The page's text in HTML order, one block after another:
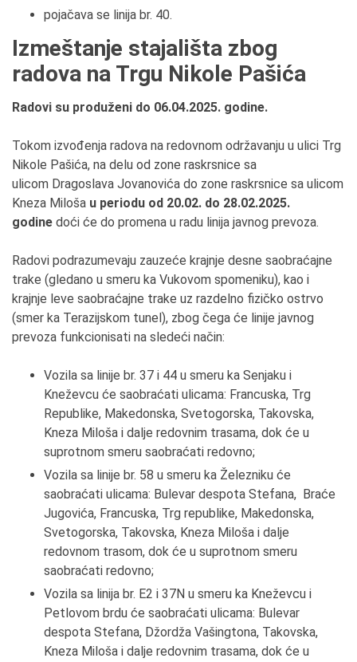
pojačava se linija br. 40.
Izmeštanje stajališta zbog
radova na Trgu Nikole Pašića
Radovi su produženi do 06.04.2025. godine.
Tokom izvođenja radova na redovnom održavanju u ulici Trg
Nikole Pašića, na delu od zone raskrsnice sa
ulicom Dragoslava Jovanovića do zone raskrsnice sa ulicom
Kneza Miloša u periodu od 20.02. do 28.02.2025.
godine doći će do promena u radu linija javnog prevoza.
Radovi podrazumevaju zauzeće krajnje desne saobraćajne
trake (gledano u smeru ka Vukovom spomeniku), kao i
krajnje leve saobraćajne trake uz razdelno fizičko ostrvo
(smer ka Terazijskom tunel), zbog čega će linije javnog
prevoza funkcionisati na sledeći način:
Vozila sa linije br. 37 i 44 u smeru ka Senjaku i
Kneževcu će saobraćati ulicama: Francuska, Trg
Republike, Makedonska, Svetogorska, Takovska,
Kneza Miloša i dalje redovnim trasama, dok će u
suprotnom smeru saobraćati redovno;
Vozila sa linije br. 58 u smeru ka Železniku će
saobraćati ulicama: Bulevar despota Stefana, Braće
Jugovića, Francuska, Trg republike, Makedonska,
Svetogorska, Takovska, Kneza Miloša i dalje
redovnom trasom, dok će u suprotnom smeru
saobraćati redovno;
Vozila sa linija br. E2 i 37N u smeru ka Kneževcu i
Petlovom brdu će saobraćati ulicama: Bulevar
despota Stefana, Džordža Vašingtona, Takovska,
Kneza Miloša i dalje redovnim trasama, dok će u